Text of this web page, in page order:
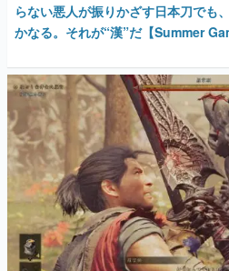
らない悪人が振りかざす日本刀でも
かなる。それが“漢”だ【Summer